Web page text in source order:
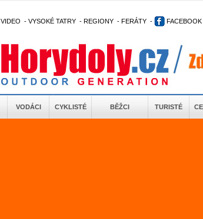
VIDEO - VYSOKÉ TATRY - REGIONY - FERÁTY - FACEBOOK
VODÁCI CYKLISTÉ BĚŽCI TURISTÉ